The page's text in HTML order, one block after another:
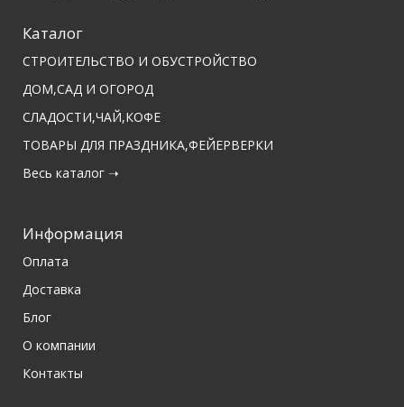
Каталог
СТРОИТЕЛЬСТВО И ОБУСТРОЙСТВО
ДОМ,САД И ОГОРОД
СЛАДОСТИ,ЧАЙ,КОФЕ
ТОВАРЫ ДЛЯ ПРАЗДНИКА,ФЕЙЕРВЕРКИ
Весь каталог ➝
Информация
Оплата
Доставка
Блог
О компании
Контакты